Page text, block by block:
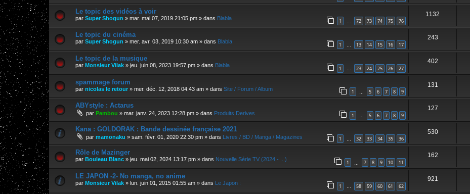
Le topic des vidéos à voir
par Super Shogun » mar. mai 07, 2019 21:05 pm » dans Blabla 1 72 73 74 75 76
1132
Le topic du cinéma
par Super Shogun » mer. avr. 03, 2019 10:30 am » dans Blabla 1 … 13 14 15 16 17
243
Le topic de la musique
par Monsieur Vilak » jeu. juin 08, 2023 19:57 pm » dans Blabla 1 … 23 24 25 26 27
402
spammage forum
par nicolas le retour » mer. déc. 12, 2018 04:43 am » dans Site / Forum / Album 1 5 6 7 8 9
131
ABYstyle : Actarus
par Pambou » mar. janv. 24, 2023 12:28 pm » dans Produits Derives 1 … 5 6 7 8 9
127
Kana : GOLDORAK : Bande dessinée française 2021
par mamonaku » sam. févr. 01, 2020 22:30 pm » dans Livres / BD / Manga / Magazines 1 32 33 34 35 36
530
Rôle de Mazinger
par Bouleau Blanc » jeu. mai 02, 2024 13:17 pm » dans Nouvelle Série TV (2024 - ...) 1 7 8 9 10 11
162
LE JAPON -2- No manga, no anime
par Monsieur Vilak » lun. juin 01, 2015 01:55 am » dans Le Japon : 1 … 58 59 60 61 62
921